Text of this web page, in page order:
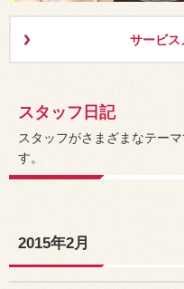
サービス
スタッフ日記
スタッフがさまざまなテー
す。
2015年2月